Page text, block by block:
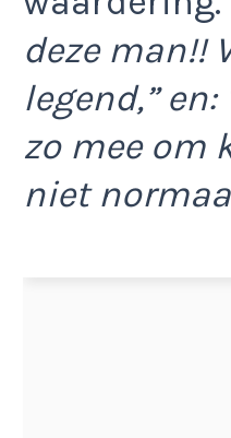
deze man!!
legend,”
zo mee om
niet